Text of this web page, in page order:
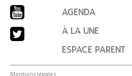


AGENDA
À LA UNE
ESPACE PARENT
Mentions légales